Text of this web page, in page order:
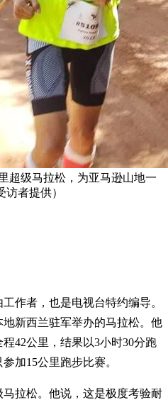
超级马拉松，为亚马逊山地一
者提供）
作者，也是电视台特约编导。
新西兰驻军举办的马拉松。他
42公里，结果以3小时30分跑
加15公里跑步比赛。
拉松。他说，这是极度考验耐